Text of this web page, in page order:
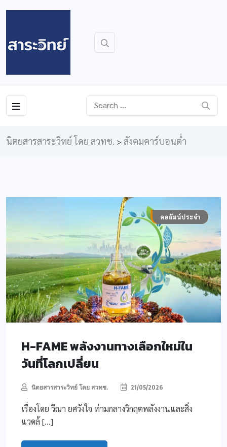
นิตยสารสาระวิทย์ โดย สวทช. > สังคมคาร์บอนต่ำ
COVER STORY
คอลัมน์ประจำ
H-FAME พลังงานทางเลือกใหม่ใน
วันที่โลกเปลี่ยน
นิตยสารสาระวิทย์ โดย สวทช. 21/05/2026
เรื่องโดย วีณา ยศวังใจ ท่ามกลางวิกฤตพลังงานและสิ่ง
แวดล้ […]